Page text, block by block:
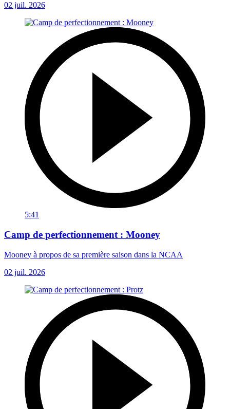
02 juil. 2026
5:41
Camp de perfectionnement : Mooney
Mooney à propos de sa première saison dans la NCAA
02 juil. 2026